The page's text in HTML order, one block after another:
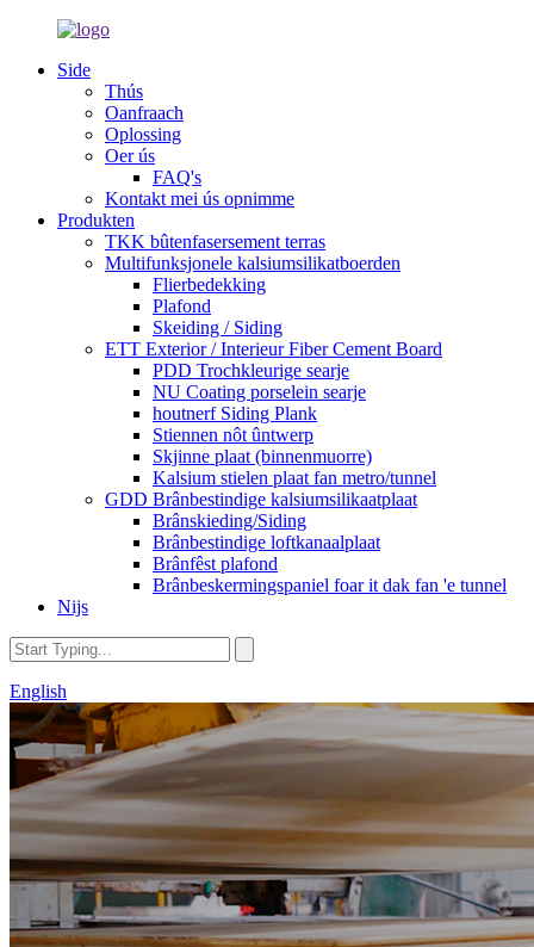
Side
Thús
Oanfraach
Oplossing
Oer ús
FAQ's
Kontakt mei ús opnimme
Produkten
TKK bûtenfasersement terras
Multifunksjonele kalsiumsilikatboerden
Flierbedekking
Plafond
Skeiding / Siding
ETT Exterior / Interieur Fiber Cement Board
PDD Trochkleurige searje
NU Coating porselein searje
houtnerf Siding Plank
Stiennen nôt ûntwerp
Skjinne plaat (binnenmuorre)
Kalsium stielen plaat fan metro/tunnel
GDD Brânbestindige kalsiumsilikaatplaat
Brânskieding/Siding
Brânbestindige loftkanaalplaat
Brânfêst plafond
Brânbeskermingspaniel foar it dak fan 'e tunnel
Nijs
English